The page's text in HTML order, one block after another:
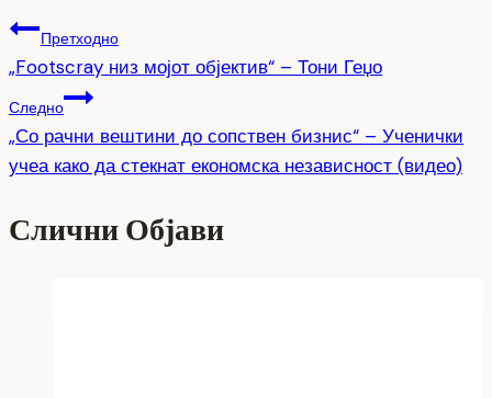
Претходно
„Footscray низ мојот објектив“ – Тони Геџо
Следно
„Со рачни вештини до сопствен бизнис“ – Ученички
учеа како да стекнат економска независност (видео)
Слични Објави